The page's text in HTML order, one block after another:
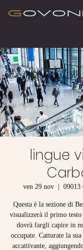
lingue
ven 29 nov
  |
09013
Questa è la sezione di
visualizzerà il primo testo
dovrà fargli capire in
occupate. Catturate la
accattivante,